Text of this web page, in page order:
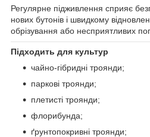
Регулярне підживлення сприяє
нових бутонів і швидкому
обрізування або несприятливих
Підходить для культур
чайно-гібридні троянди;
паркові троянди;
плетисті троянди;
флорибунда;
ґрунтопокривні троянди;